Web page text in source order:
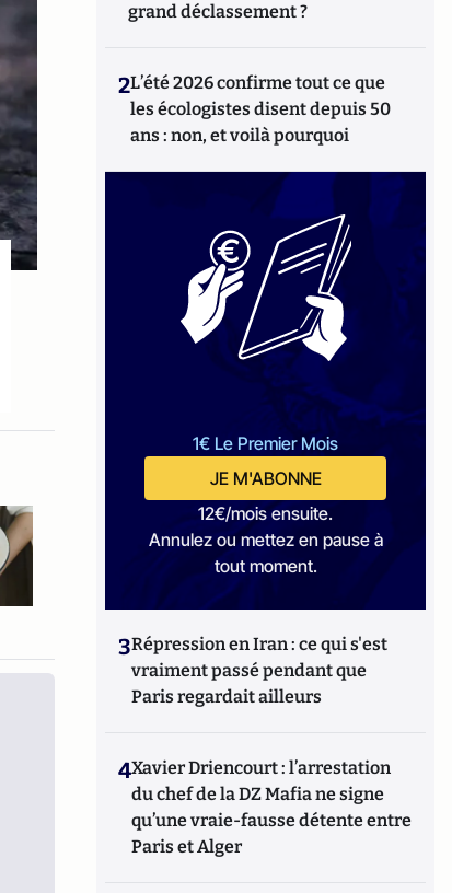
grand déclassement ?
2L’été 2026 confirme tout ce que
les écologistes disent depuis 50
ans : non, et voilà pourquoi
1€ Le Premier Mois
JE M'ABONNE
12€/mois ensuite.
Annulez ou mettez en pause à
tout moment.
3Répression en Iran : ce qui s'est
vraiment passé pendant que
Paris regardait ailleurs
4Xavier Driencourt : l’arrestation
du chef de la DZ Mafia ne signe
qu’une vraie-fausse détente entre
Paris et Alger